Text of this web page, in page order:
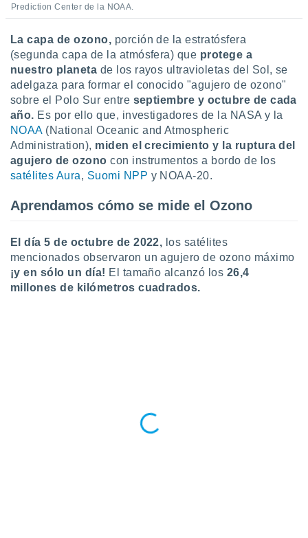
utilizar
crear un
uso de
la
contenido
medir el
de la
el
del
de
de
de
uso de
Prediction Center de la NOAA.
La capa de ozono, porción de la estratósfera
(segunda capa de la atmósfera) que protege a
nuestro planeta de los rayos ultravioletas del Sol, se
adelgaza para formar el conocido "agujero de ozono"
sobre el Polo Sur entre septiembre y octubre de cada
año. Es por ello que, investigadores de la NASA y la
NOAA(National Oceanic and Atmospheric
Administration), miden el crecimiento y la ruptura del
agujero de ozono con instrumentos a bordo de los
satélites Aura, Suomi NPP y NOAA-20.
Aprendamos cómo se mide el Ozono
El día 5 de octubre de 2022, los satélites
mencionados observaron un agujero de ozono máximo
¡y en sólo un día! El tamaño alcanzó los 26,4
millones de kilómetros cuadrados.